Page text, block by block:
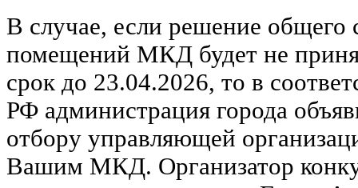
В случае, если решение общего
помещений МКД будет не
срок до 23.04.2026, то в
РФ администрация города
отбору управляющей
Вашим МКД. Организатор